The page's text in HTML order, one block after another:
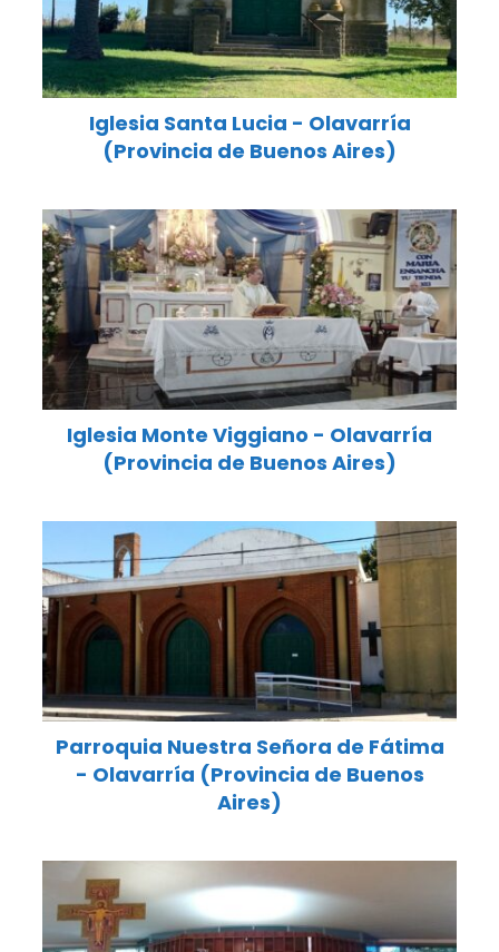
Iglesia Santa Lucia - Olavarría
(Provincia de Buenos Aires)
Iglesia Monte Viggiano - Olavarría
(Provincia de Buenos Aires)
Parroquia Nuestra Señora de Fátima
- Olavarría (Provincia de Buenos
Aires)